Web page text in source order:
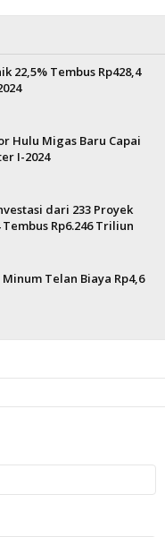
22,5% Tembus Rp428,4
Hulu Migas Baru Capai
I-2024
dari 233 Proyek
Rp6.246 Triliun
Telan Biaya Rp4,6